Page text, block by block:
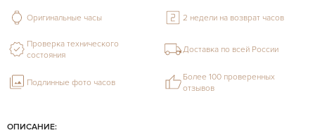
ОПИСАНИЕ:
Оригинальные часы 2 недели на возврат часов
Проверка технического
состояния
Доставка по всей России
Подлинные фото часов
Более 100 проверенных
отзывов